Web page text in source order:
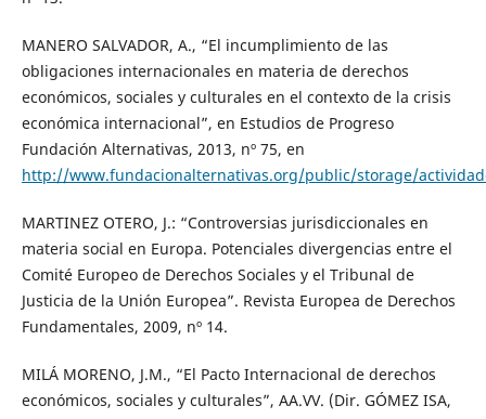
MANERO SALVADOR, A., “El incumplimiento de las
obligaciones internacionales en materia de derechos
económicos, sociales y culturales en el contexto de la crisis
económica internacional”, en Estudios de Progreso
Fundación Alternativas, 2013, nº 75, en
http://www.fundacionalternativas.org/public/storage/
MARTINEZ OTERO, J.: “Controversias jurisdiccionales en
materia social en Europa. Potenciales divergencias entre el
Comité Europeo de Derechos Sociales y el Tribunal de
Justicia de la Unión Europea”. Revista Europea de Derechos
Fundamentales, 2009, nº 14.
MILÁ MORENO, J.M., “El Pacto Internacional de derechos
económicos, sociales y culturales”, AA.VV. (Dir. GÓMEZ ISA,